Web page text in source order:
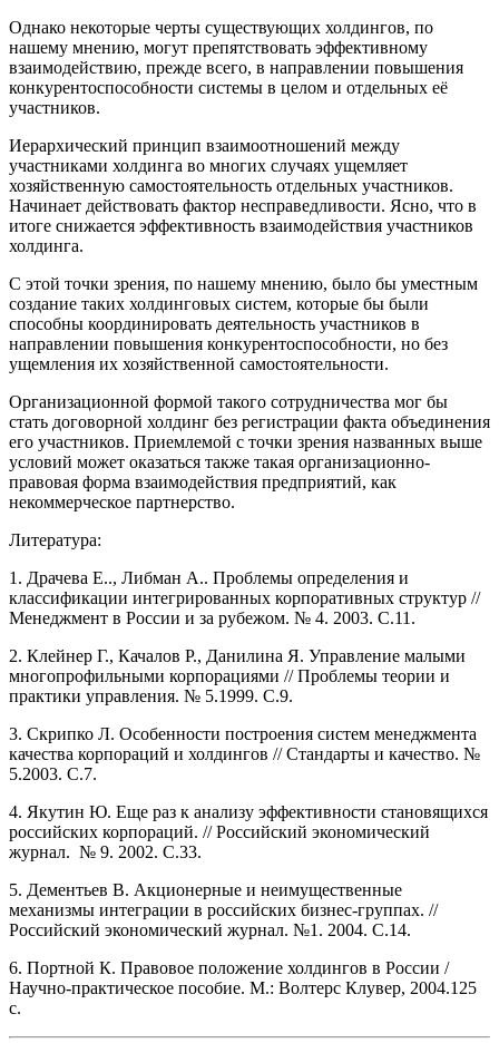
Однако некоторые черты существующих холдингов, по
нашему мнению, могут препятствовать эффективному
взаимодействию, прежде всего, в направлении повышения
конкурентоспособности системы в целом и отдельных её
участников.
Иерархический принцип взаимоотношений между
участниками холдинга во многих случаях ущемляет
хозяйственную самостоятельность отдельных участников.
Начинает действовать фактор несправедливости. Ясно, что в
итоге снижается эффективность взаимодействия участников
холдинга.
С этой точки зрения, по нашему мнению, было бы уместным
создание таких холдинговых систем, которые бы были
способны координировать деятельность участников в
направлении повышения конкурентоспособности, но без
ущемления их хозяйственной самостоятельности.
Организационной формой такого сотрудничества мог бы
стать договорной холдинг без регистрации факта объединения
его участников. Приемлемой с точки зрения названных выше
условий может оказаться также такая организационно-
правовая форма взаимодействия предприятий, как
некоммерческое партнерство.
Литература:
1. Драчева Е.., Либман А.. Проблемы определения и
классификации интегрированных корпоративных структур //
Менеджмент в России и за рубежом. № 4. 2003. С.11.
2. Клейнер Г., Качалов Р., Данилина Я. Управление малыми
многопрофильными корпорациями // Проблемы теории и
практики управления. № 5.1999. С.9.
3. Скрипко Л. Особенности построения систем менеджмента
качества корпораций и холдингов // Стандарты и качество. №
5.2003. С.7.
4. Якутин Ю. Еще раз к анализу эффективности становящихся
российских корпораций. // Российский экономический
журнал. № 9. 2002. С.33.
5. Дементьев В. Акционерные и неимущественные
механизмы интеграции в российских бизнес-группах. //
Российский экономический журнал. №1. 2004. С.14.
6. Портной К. Правовое положение холдингов в России /
Научно-практическое пособие. М.: Волтерс Клувер, 2004.125
с.